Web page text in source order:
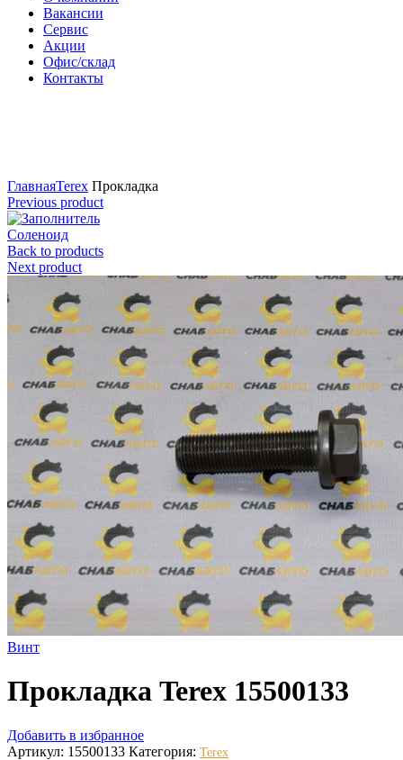
Вакансии
Сервис
Акции
Офис/склад
Контакты
ГлавнаяTerex Прокладка
Previous product
Соленоид
Back to products
Next product
Винт
Прокладка Terex 15500133
Добавить в избранное
Артикул: 15500133 Категория: Terex